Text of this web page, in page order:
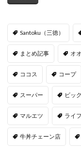
Santoku（三徳）
まとめ記事 オ
ココス コープ
スーパー ビッ
マルエツ ライフ
牛丼チェーン店